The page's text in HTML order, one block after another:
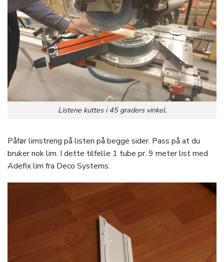
Listene kuttes i 45 graders vinkel.
Påfør limstreng på listen på begge sider. Pass på at du
bruker nok lim. I dette tilfelle 1 tube pr. 9 meter list med
Adefix lim fra Deco Systems.